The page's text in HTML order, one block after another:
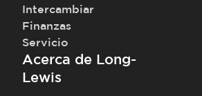
Intercambiar
Finanzas
Servicio
Acerca de Long-
Lewis